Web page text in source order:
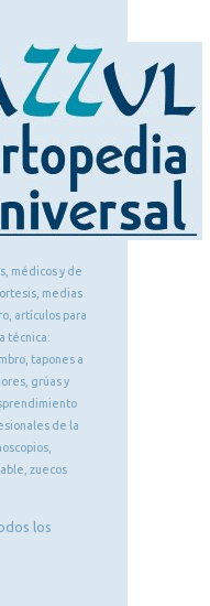
médicos y de
medias
artículos para
técnica:
tapones a
grúas y
de la
zuecos
los